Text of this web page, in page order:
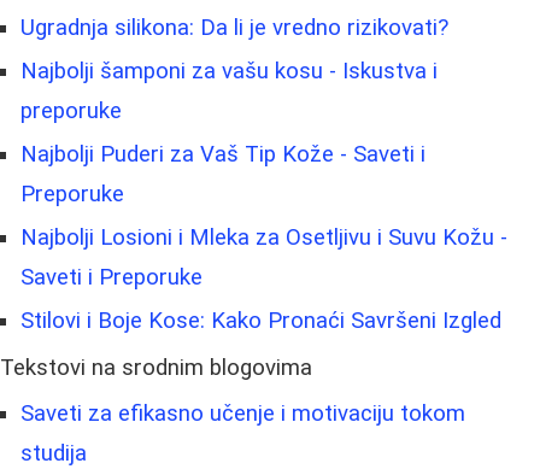
Ugradnja silikona: Da li je vredno rizikovati?
Najbolji šamponi za vašu kosu - Iskustva i
preporuke
Najbolji Puderi za Vaš Tip Kože - Saveti i
Preporuke
Najbolji Losioni i Mleka za Osetljivu i Suvu Kožu -
Saveti i Preporuke
Stilovi i Boje Kose: Kako Pronaći Savršeni Izgled
Tekstovi na srodnim blogovima
Saveti za efikasno učenje i motivaciju tokom
studija